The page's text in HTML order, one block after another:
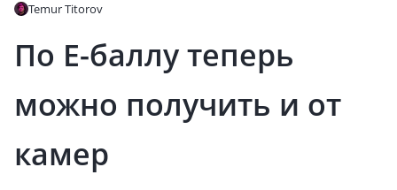
Temur Titorov
По Е-баллу теперь
можно получить и от
камер